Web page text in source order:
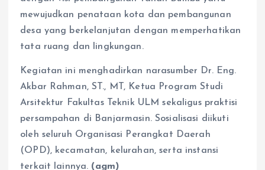
mewujudkan penataan kota dan pembangunan
desa yang berkelanjutan dengan memperhatikan
tata ruang dan lingkungan.
Kegiatan ini menghadirkan narasumber Dr. Eng.
Akbar Rahman, ST., MT, Ketua Program Studi
Arsitektur Fakultas Teknik ULM sekaligus praktisi
persampahan di Banjarmasin. Sosialisasi diikuti
oleh seluruh Organisasi Perangkat Daerah
(OPD), kecamatan, kelurahan, serta instansi
terkait lainnya. (agm)